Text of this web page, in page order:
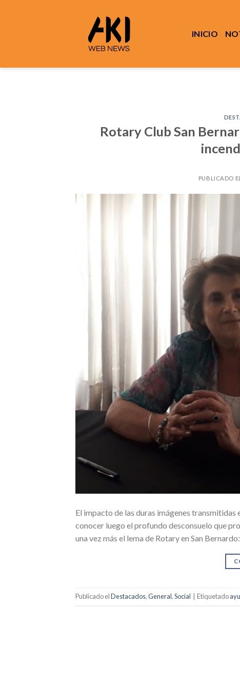
INICIO
Rotary Club San
PUBLICADO EL
El impacto de las duras imágenes
conocer luego el profundo desconsuelo que
una vez más el lema de Rotary en San
Publicado elDestacados,General,Social Etiquetado